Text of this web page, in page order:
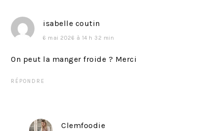
isabelle coutin
6 mai 2026 à 14 h 32 min
On peut la manger froide ? Merci
RÉPONDRE
Clemfoodie